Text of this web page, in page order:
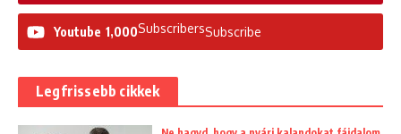
Youtube 1,000SubscribersSubscribe
Legfrissebb cikkek